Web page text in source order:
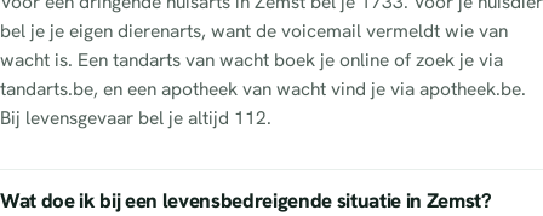
bel je je eigen dierenarts, want de voicemail vermeldt wie van
wacht is. Een tandarts van wacht boek je online of zoek je via
tandarts.be, en een apotheek van wacht vind je via apotheek.be.
Bij levensgevaar bel je altijd 112.
Wat doe ik bij een levensbedreigende situatie in Zemst?